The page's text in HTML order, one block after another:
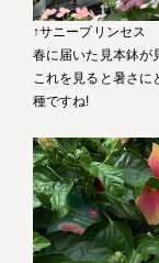
↑サニープリンセス
春に届いた見本鉢が
これを見ると暑さに
種ですね!